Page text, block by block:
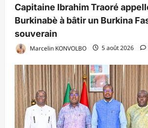
Capitaine Ibrahim Traoré
Burkinabè à bâtir un Burkina
souverain
Marcelin KONVOLBO 5 août 2026